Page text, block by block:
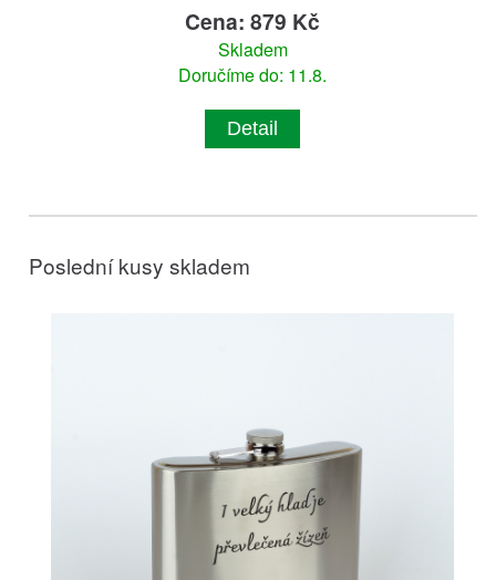
Cena: 879 Kč
Skladem
Doručíme do: 11.8.
Detail
Poslední kusy skladem